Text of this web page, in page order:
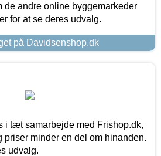
de andre online byggemarkeder
for at se deres udvalg.
på Davidsenshop.dk
i tæt samarbejde med Frishop.dk,
priser minder en del om hinanden.
udvalg.